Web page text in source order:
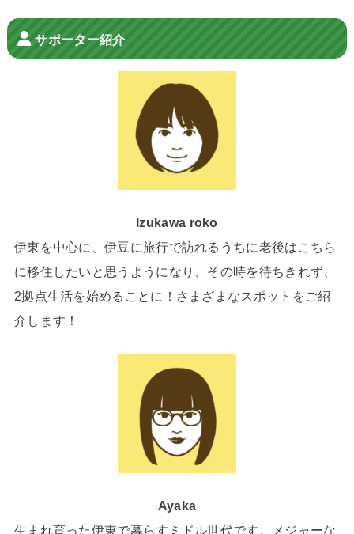
サポーター紹介
Izukawa roko
伊東を中心に、伊豆に旅行で訪れるうちに老後はこちら
に移住したいと思うようになり、その時を待ちきれず、
2拠点生活を始めることに！さまざまなスポットをご紹
介します！
Ayaka
生まれ育った伊東で暮らすミドル世代です。メジャーな